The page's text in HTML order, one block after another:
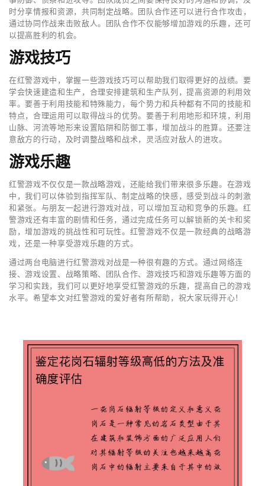
时分享情报和资源，共同制定战略。团队合作还可以进行合作攻击，
通过协同作战来击败敌人。团队合作不仅能够增加游戏的乐趣，还可
以提高胜利的机会。
游戏技巧
在红警游戏中，掌握一些游戏技巧可以帮助我们取得更好的战绩。要
学会快速建造和生产，合理安排建筑和生产队列，提高资源的利用效
率。要善于利用技能和特殊能力，每个势力和兵种都有不同的技能和
特点，合理运用可以取得战斗的优势。要善于利用地形和环境，利用
山脉、河流等地形来设置陷阱和防御工事，增加战斗的胜算。还要注
意敌方的行动，及时调整战略和战术，灵活应对敌人的进攻。
游戏乐趣
红警游戏不仅仅是一款战略游戏，还能给我们带来很多乐趣。在游戏
中，我们可以体验到指挥军队、制定战略的快感，感受到战斗的刺激
和紧张。与朋友一起进行游戏对战，可以增加互动和竞争的乐趣。红
警游戏还有丰富的剧情和任务，通过完成任务可以解锁新的关卡和奖
励，增加游戏的挑战性和可玩性。红警游戏不仅是一款经典的战略游
戏，还是一种享受游戏乐趣的方式。
通过两台电脑进行红警游戏对战是一种很有趣的方式。通过网络连
接、游戏设置、战略策略、团队合作、游戏技巧和游戏乐趣等方面的
学习和实践，我们可以更好地享受红警游戏的乐趣，提高自己的游戏
水平。希望本文对红警游戏的爱好者有所帮助，祝大家玩得开心！